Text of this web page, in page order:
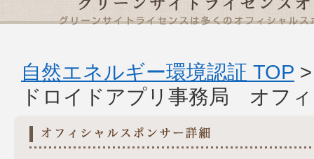
自然エネルギー環境認証 TOP
ドロイドアプリ事務局 オフ